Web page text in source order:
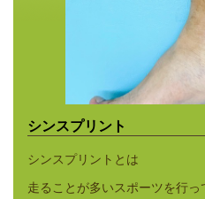
シンスプリント
シンスプリントとは
走ることが多いスポーツを行